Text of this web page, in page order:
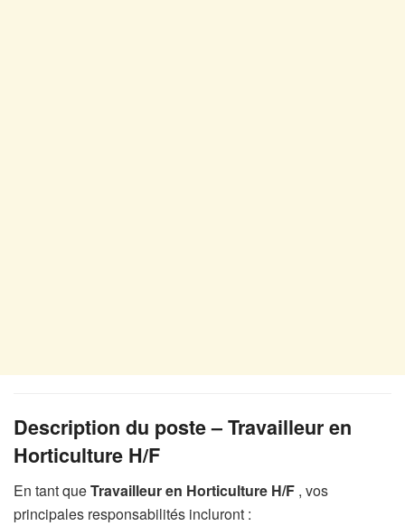
Description du poste – Travailleur en
Horticulture H/F
En tant queTravailleur en Horticulture H/F , vos
principales responsabilités incluront :